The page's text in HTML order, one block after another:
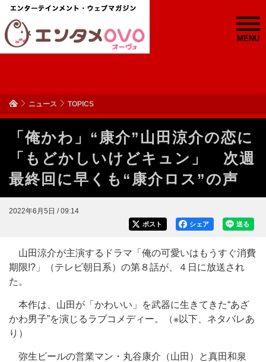
MENU
ニュース TOPICS
「俺かわ」“康介”山田涼介の恋に
「もどかしいけどキュン」 次週
最終回に早くも“康介ロス”の声
2022年6月5日 / 09:14
送る
シェア
ポスト
山田涼介が主演するドラマ「俺の可愛いはもうすぐ消費
期限!?」（テレビ朝日系）の第８話が、４日に放送され
た。
本作は、山田が「かわいい」を武器に生きてきた“あざ
かわ男子”を演じるラブコメディー。（※以下、ネタバレあ
り）
弥生ビールの営業マン・丸谷康介（山田）と真田和泉